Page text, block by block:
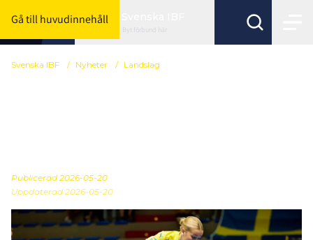
Gå till huvudinnehåll
Byt förbund här
Svenska IBF / Nyheter / Landslag
Publicerad 2026-05-20
Uppdaterad 2026-05-20